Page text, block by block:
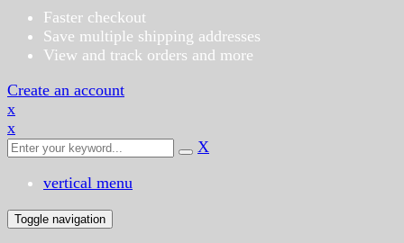
Faster checkout
Save multiple shipping addresses
View and track orders and more
Create an account
x
x
X
vertical menu
Toggle navigation